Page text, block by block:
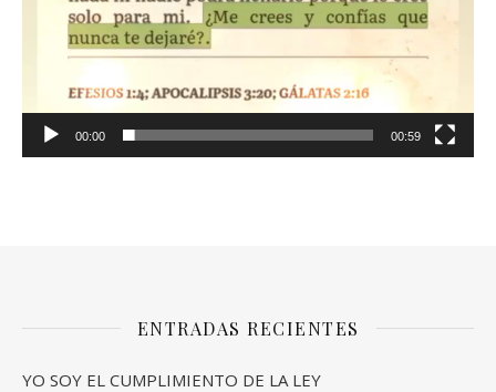
00:00 00:59
ENTRADAS RECIENTES
YO SOY EL CUMPLIMIENTO DE LA LEY